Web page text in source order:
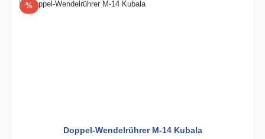
%Rabatt
Doppel-Wendelrührer M-14 Kubala